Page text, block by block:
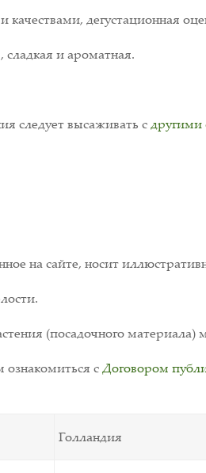
дегустационная
сладкая и ароматная.
следует высаживать с
на сайте, носит
(посадочного материала)
сДоговором
Голландия